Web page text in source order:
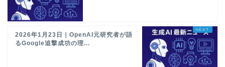
2026年1月23日｜OpenAI元研究者が語
るGoogle追撃成功の理...